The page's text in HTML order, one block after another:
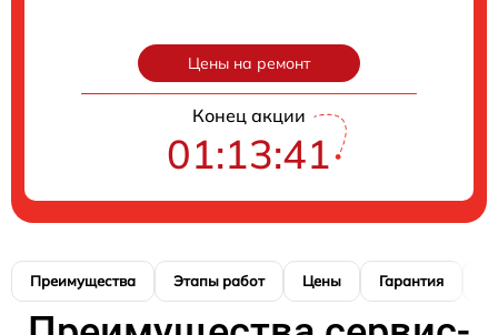
Цены на ремонт
Конец акции
01:13:40
Преимущества Этапы работ Цены Гарантия